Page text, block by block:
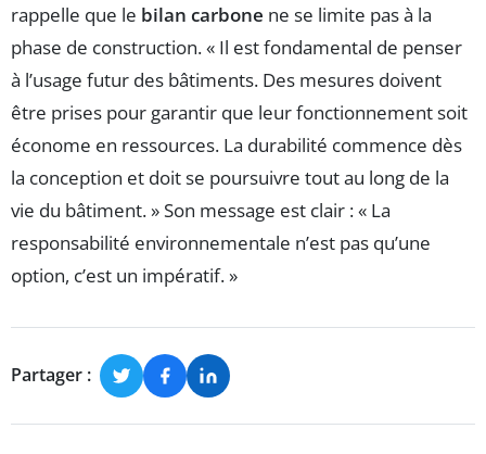
rappelle que le bilan carbone ne se limite pas à la
phase de construction. « Il est fondamental de penser
à l’usage futur des bâtiments. Des mesures doivent
être prises pour garantir que leur fonctionnement soit
économe en ressources. La durabilité commence dès
la conception et doit se poursuivre tout au long de la
vie du bâtiment. » Son message est clair : « La
responsabilité environnementale n’est pas qu’une
option, c’est un impératif. »
Partager :